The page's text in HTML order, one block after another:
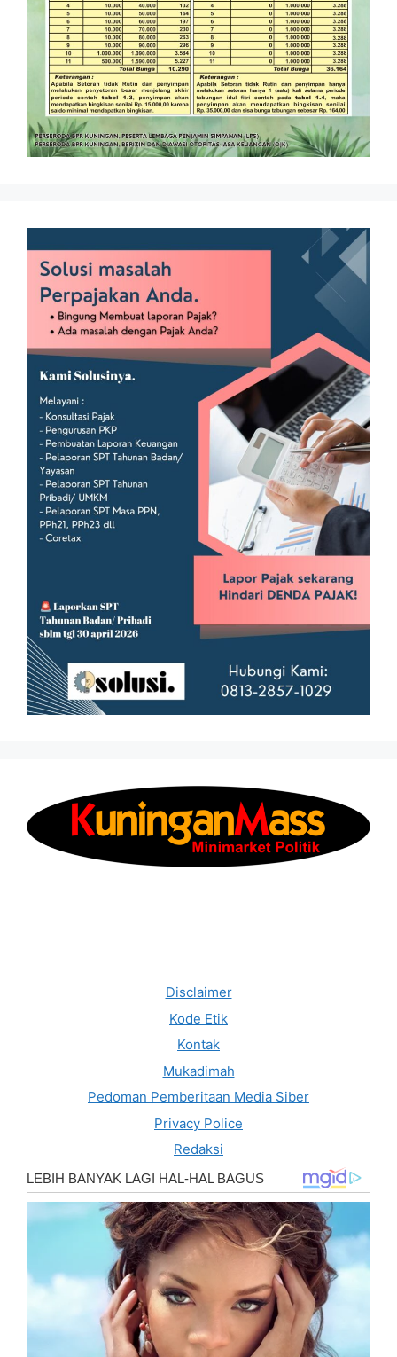
Disclaimer
Kode Etik
Kontak
Mukadimah
Pedoman Pemberitaan Media Siber
Privacy Police
Redaksi